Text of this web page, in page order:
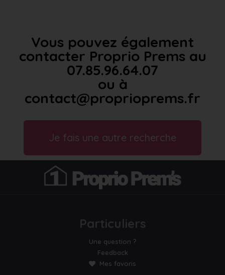
Vous pouvez également
contacter Proprio Prems au
07.85.96.64.07
ou à
contact@proprioprems.fr
Je fais une autre recherche
Particuliers
Une question ?
Feedback
Mes favoris